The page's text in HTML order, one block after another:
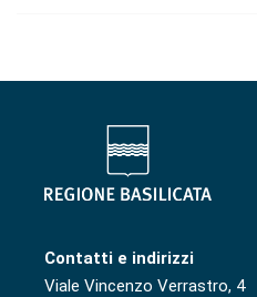
Contatti e indirizzi
Viale Vincenzo Verrastro, 4